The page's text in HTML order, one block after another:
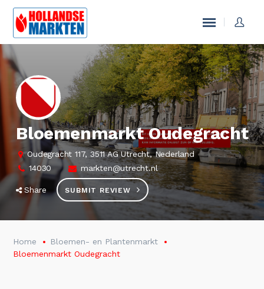
Bloemenmarkt Oudegracht
Oudegracht 117, 3511 AG Utrecht, Nederland
14030
markten@utrecht.nl
Share SUBMIT REVIEW
Home
Bloemen- en Plantenmarkt
Bloemenmarkt Oudegracht